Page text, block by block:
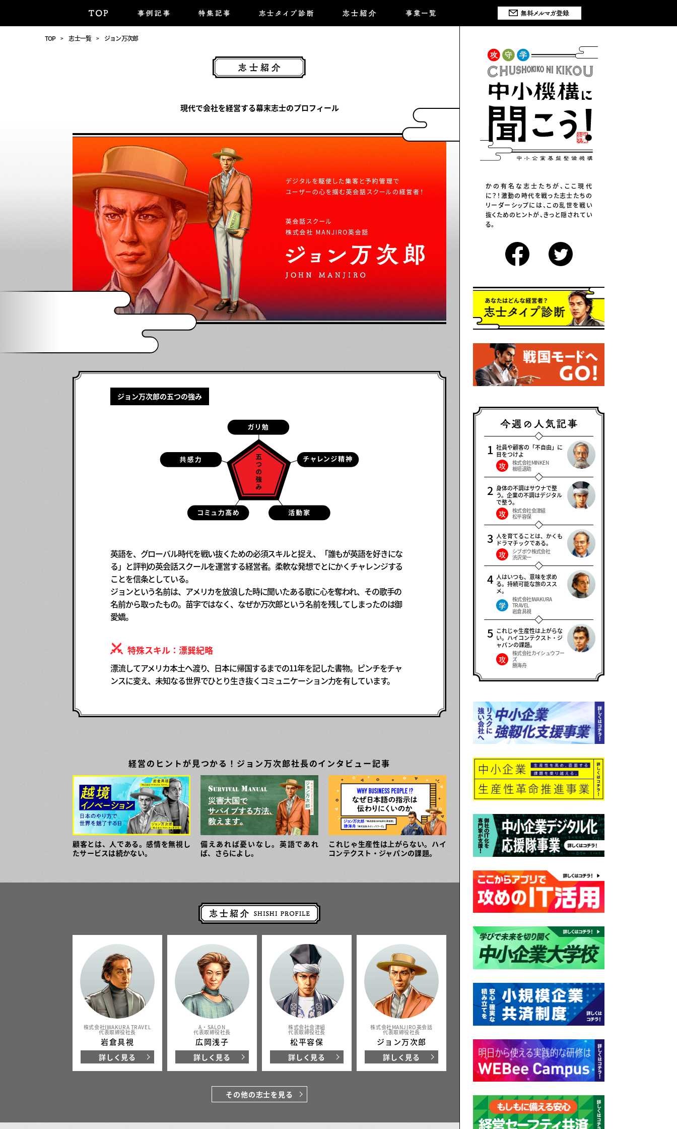
かの有名な志士たちが、ここ現代
に？！激動の時代を戦った志士たちの
リーダーシップには、この乱世を戦い
抜くためのヒントが、きっと隠されてい
る。
社員や顧客の「不自由」に
目をつけよ
攻
株式会社MINKEN
板垣退助
身体の不調はサウナで整
う。企業の不調はデジタル
で整う。
攻
株式会社会津組
松平容保
人を育てることは、かくも
ドラマチックである。
攻
シブボウ株式会社
渋沢栄一
人はいつも、意味を求め
る。持続可能な旅のスス
メ。
学
株式会社IWAKURA
TRAVEL
岩倉具視
これじゃ生産性は上がらな
い。ハイコンテクスト・ジ
ャパンの課題。
攻
株式会社カイシュウフー
ズ
勝海舟
TOP 志士一覧 ジョン万次郎
現代で会社を経営する幕末志士のプロフィール
ジョン万次郎の五つの強み
英語を、グローバル時代を戦い抜くための必須スキルと捉え、「誰もが英語を好きにな
る」と評判の英会話スクールを運営する経営者。柔軟な発想でとにかくチャレンジする
ことを信条としている。
ジョンという名前は、アメリカを放浪した時に聞いたある歌に心を奪われ、その歌手の
名前から取ったもの。苗字ではなく、なぜか万次郎という名前を残してしまったのは御
愛嬌。
特殊スキル：漂巽紀略
漂流してアメリカ本土へ渡り、日本に帰国するまでの11年を記した書物。ピンチをチャ
ンスに変え、未知なる世界でひとり生き抜くコミュニケーション力を有しています。
経営のヒントが見つかる！ ジョン万次郎社長のインタビュー記事
顧客とは、人である。感情を無視し
たサービスは続かない。
備えあれば憂いなし。英語であれ
ば、さらによし。
これじゃ生産性は上がらない。ハイ
コンテクスト・ジャパンの課題。
株式会社IWAKURA TRAVEL
代表取締役社長
岩倉具視
詳しく見る
A・SALON
代表取締役社長
広岡浅子
詳しく見る
株式会社会津組
代表取締役社長
松平容保
詳しく見る
株式会社MANJIRO英会話
代表取締役社長
ジョン万次郎
詳しく見る
その他の志士を見る